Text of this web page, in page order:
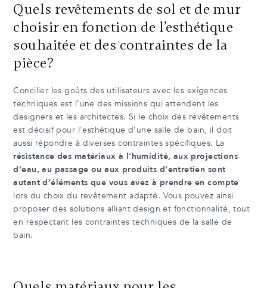
Quels revêtements de sol et de mur
choisir en fonction de l’esthétique
souhaitée et des contraintes de la
pièce?
Concilier les goûts des utilisateurs avec les exigences
techniques est l’une des missions qui attendent les
designers et les architectes. Si le choix des revêtements
est décisif pour l'esthétique d’une salle de bain, il doit
aussi répondre à diverses contraintes spécifiques. La
résistance des matériaux à l'humidité, aux projections
d'eau, au passage ou aux produits d'entretien sont
autant d’éléments que vous avez à prendre en compte
lors du choix du revêtement adapté. Vous pouvez ainsi
proposer des solutions alliant design et fonctionnalité, tout
en respectant les contraintes techniques de la salle de
bain.